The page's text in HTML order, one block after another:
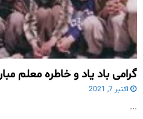
گرامی باد یاد و خاطره معلم
اکتبر 7, 2021
...